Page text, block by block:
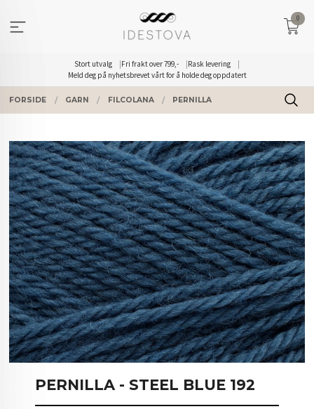
innholdet
Stort utvalg Fri frakt over 799,-
Rask levering
Meld deg på nyhetsbrevet vårt for å holde deg oppdatert
0
FORSIDE GARN FILCOLANA PERNILLA
PERNILLA - STEEL BLUE 192